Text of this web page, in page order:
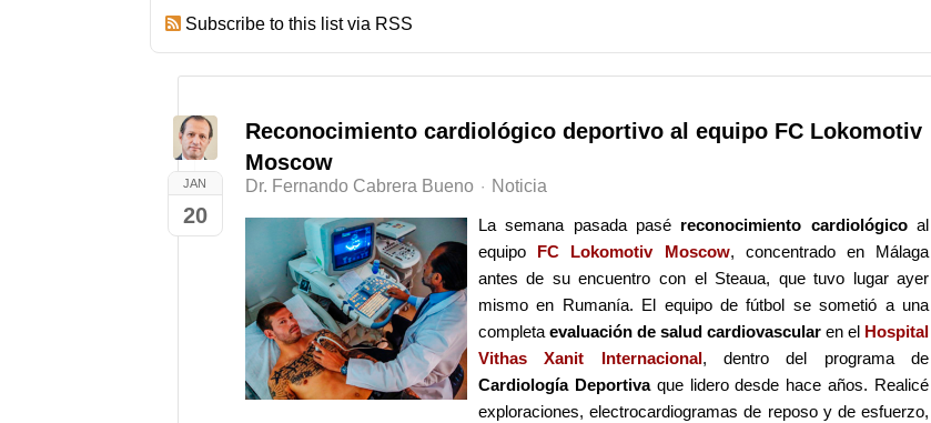
Subscribe to this list via RSS
JAN
20
Reconocimiento cardiológico deportivo al equipo FC Lokomotiv
Moscow
Dr. Fernando Cabrera Bueno Noticia
La semana pasada pasé reconocimiento cardiológicoal
equipo
FC Lokomotiv Moscow, concentrado en Málaga
antes de su encuentro con el Steaua, que tuvo lugar ayer
mismo en Rumanía. El equipo de fútbol se sometió a una
completaevaluación de salud cardiovascular en el
Hospital
Vithas Xanit Internacional , dentro del programa de
Cardiología Deportivaque lidero desde hace años. Realicé
exploraciones, electrocardiogramas de reposo y de esfuerzo,